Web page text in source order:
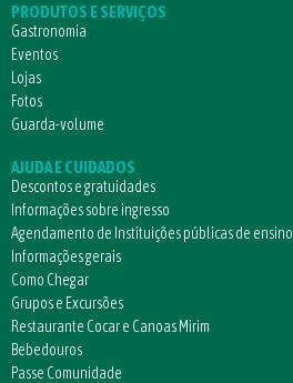
PRODUTOS E SERVIÇOS
Gastronomia
Eventos
Lojas
Fotos
Guarda-volume
AJUDA E CUIDADOS
Descontos e gratuidades
Informações sobre ingresso
Agendamento de Instituições públicas de ensino
Informações gerais
Como Chegar
Grupos e Excursões
Restaurante Cocar e Canoas Mirim
Bebedouros
Passe Comunidade